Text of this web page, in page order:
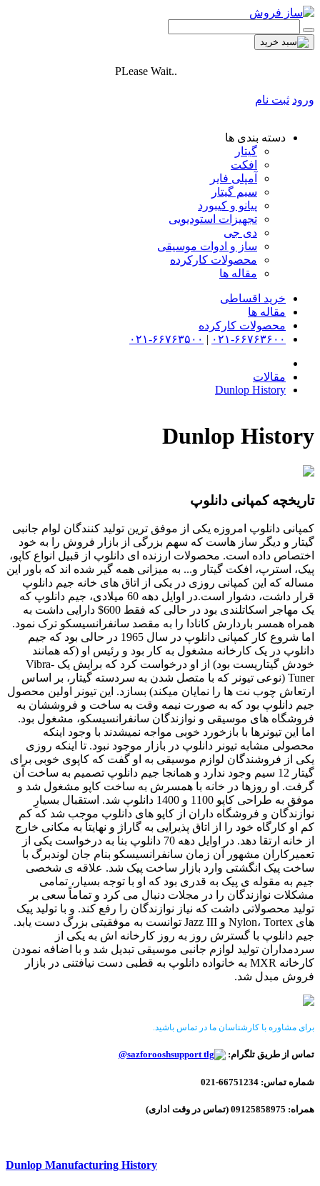
PLease Wait..
ورود ثبت نام
دسته بندی ها
گیتار
افکت
آمپلی فایر
سیم گیتار
پیانو و کیبورد
تجهیزات استودیویی
دی جی
ساز و ادوات موسیقی
محصولات کارکرده
مقاله ها
خرید اقساطی
مقاله ها
محصولات کارکرده
۰۲۱-۶۶۷۶۳۶۰۰ | ۰۲۱-۶۶۷۶۳۵۰۰
مقالات
Dunlop History
Dunlop History
تاریخچه کمپانی دانلوپ
کمپانی دانلوپ امروزه یکی از موفق ترین تولید کنندگان لوام جانبی
گیتار و دیگر ساز هاست که سهم بزرگی از بازار فروش را به خود
اختصاص داده است. محصولات ارزنده ای دانلوپ از قبیل انواع کاپو،
پیک، استرپ، افکت گیتار و... به میزانی همه گیر شده اند که باور این
مساله که این کمپانی روزی در یکی از اتاق های خانه جیم دانلوپ
قرار داشت، دشوار است.در اوایل دهه 60 میلادی، جیم دانلوپ که
یک مهاجر اسکاتلندی بود در حالی که فقط 600$ دارایی داشت به
همراه همسر باردارش کانادا را به مقصد سانفرانسیسکو ترک نمود.
اما شروع کار کمپانی دانلوپ در سال 1965 در حالی بود که جیم
دانلوپ در یک کارخانه مشغول به کار بود و رئیس او (که همانند
خودش گیتاریست بود) از او درخواست کرد که برایش یک Vibra-
Tuner (نوعی تیونر که با متصل شدن به سردسته گیتار، بر اساس
ارتعاش چوب نت ها را نمایان میکند) بسازد. این تیونر اولین محصول
جیم دانلوپ بود که به صورت نیمه وقت به ساخت و فروششان به
فروشگاه های موسیقی و نوازندگان سانفرانسیسکو، مشغول بود.
اما این تیونرها با بازخورد خوبی مواجه نمیشدند با وجود اینکه
محصولی مشابه تیونر دانلوپ در بازار موجود نبود. تا اینکه روزی
یکی از فروشندگان لوازم موسیقی به او گفت که کاپوی خوبی برای
گیتار 12 سیم وجود ندارد و همانجا جیم دانلوپ تصمیم به ساخت آن
گرفت. او روزها در خانه با همسرش به ساخت کاپو مشغول شد و
موفق به طراحی کاپو 1100 و 1400 دانلوپ شد. استقبال بسیارِ
نوازندگان و فروشگاه داران از کاپو های دانلوپ موجب شد که کم
کم او کارگاه خود را از اتاق پذیرایی به گاراژ و نهایتاً به مکانی خارج
از خانه ارتقا دهد. در اوایل دهه 70 دانلوپ بنا به درخواست یکی از
تعمیرکاران مشهور آن زمان سانفرانسیسکو بنام جان لوندبرگ با
ساخت پیک انگشتی وارد بازار ساخت پیک شد. علاقه ی شخصی
جیم به مقوله ی پیک به قدری بود که او با توجه بسیار، تمامی
مشکلات نوازندگان را در مجلات دنبال می کرد و تماماً سعی بر
تولید محصولاتی داشت که نیاز نوازندگان را رفع کند. و با تولید پیک
های Nylon، Tortex و Jazz III توانست به موفقیتی بزرگ دست یابد.
جیم دانلوپ با گسترش روز به روز کارخانه اش به یکی از
سردمداران تولید لوازم جانبی موسیقی تبدیل شد و با اضافه نمودن
کارخانه MXR به خانواده دانلوپ به قطبی دست نیافتنی در بازار
فروش مبدل شد.
برای مشاوره با کارشناسان ما در تماس باشید.
تماس از طریق تلگرام: sazforooshsupport@
شماره تماس: 66751234-021
همراه: 09125858975 (تماس در وقت اداری)
Dunlop Manufacturing History